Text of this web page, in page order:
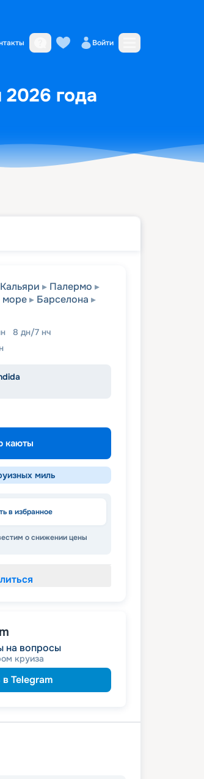
Войти
года
Кальяри
Палермо
море
Барселона
8 дн/7 нч
каюты
миль
в избранное
о снижении цены
на вопросы
круиза
Telegram